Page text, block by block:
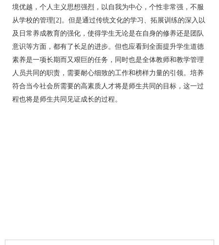
境优越，个人主义思想强烈，以自我为中心，个性非常强，不服
从学校的管理[2]。但是通过传统文化的学习、拓展训练的深入以
及日常养成教育的强化，使得学生无论是在自身的修养还是团队
意识等方面，都有了长足的进步。但也应看到全面提升学生道德
素养是一项长期而又艰巨的任务，同时也是全体教师和教学管理
人员共同的职责，需要耐心细致的工作和榜样力量的引领。培养
符合当今社会所需要的高素质人才将是师生共同的目标，这一过
程也将是师生共同见证成长的过程。